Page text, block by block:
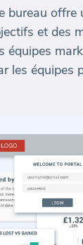
bureau offre
et des
équipes
les équipes